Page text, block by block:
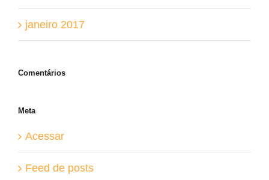
janeiro 2017
Comentários
Meta
Acessar
Feed de posts